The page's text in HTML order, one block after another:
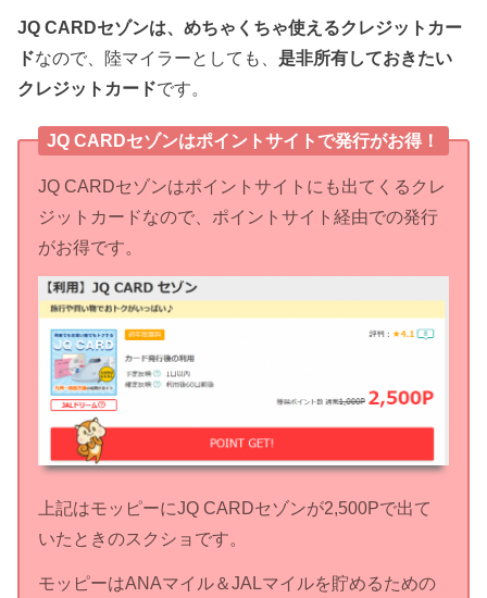
JQ CARDセゾンは、めちゃくちゃ使えるクレジットカー
ドなので、陸マイラーとしても、是非所有しておきたい
クレジットカードです。
JQ CARDセゾンはポイントサイトで発行がお得！
JQ CARDセゾンはポイントサイトにも出てくるクレ
ジットカードなので、ポイントサイト経由での発行
がお得です。
上記はモッピーにJQ CARDセゾンが2,500Pで出て
いたときのスクショです。
モッピーはANAマイル＆JALマイルを貯めるための